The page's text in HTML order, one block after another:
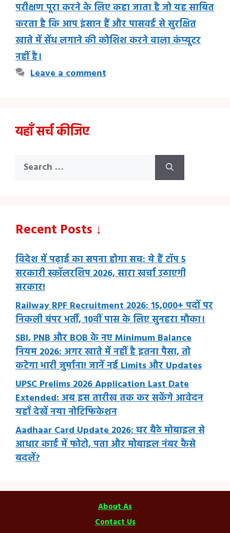
परीक्षण पूरा करने के लिए कहा जाता है जो यह साबित
करता है कि आप इंसान हैं और पासवर्ड से सुरक्षित
खाते में सेंध लगाने की कोशिश करने वाला कंप्यूटर
नहीं है।
Leave a comment
यहाँ सर्च कीजिए
Search
Recent Posts ↓
विदेश में पढ़ाई का सपना होगा सच: ये हैं टॉप 5
सरकारी स्कॉलरशिप 2026, सारा खर्चा उठाएगी
सरकार!
Railway RPF Recruitment 2026: 15,000+ पदों पर
निकली बंपर भर्ती, 10वीं पास के लिए सुनहरा मौका।
SBI, PNB और BOB के नए Minimum Balance
नियम 2026: अगर खाते में नहीं है इतना पैसा, तो
कटेगा भारी जुर्माना! जानें नई Limits और Updates
UPSC Prelims 2026 Application Last Date
Extended: अब इस तारीख तक कर सकेंगे आवेदन
यहाँ देखें नया नोटिफिकेशन
Aadhaar Card Update 2026: घर बैठे मोबाइल से
आधार कार्ड में फोटो, पता और मोबाइल नंबर कैसे
बदलें?
About As
Contact Us